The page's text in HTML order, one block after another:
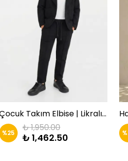
Çocuk Takım Elbise | Likralı 3'lü Kombin | Zkids
%25 ₺ 1,950.00
₺ 1,462.50 %